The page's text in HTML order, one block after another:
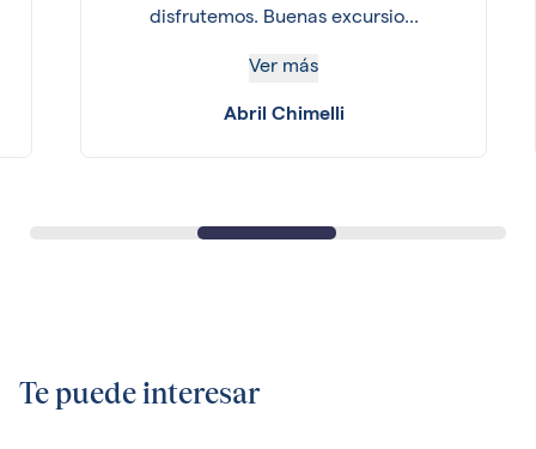
disfrutemos. Buenas excursio...
Ver más
Abril Chimelli
Te puede interesar